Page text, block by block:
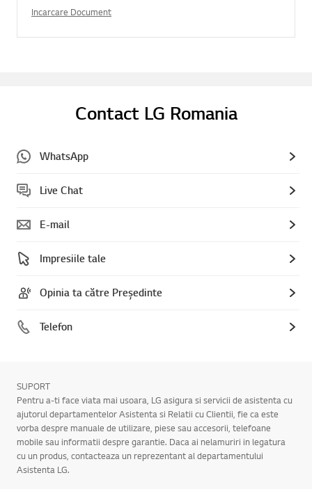
Incarcare Document
Contact LG Romania
WhatsApp
Live Chat
E-mail
Impresiile tale
Opinia ta către Președinte
Telefon
SUPORT
Pentru a-ti face viata mai usoara, LG asigura si servicii de asistenta cu
ajutorul departamentelor Asistenta si Relatii cu Clientii, fie ca este
vorba despre manuale de utilizare, piese sau accesorii, telefoane
mobile sau informatii despre garantie. Daca ai nelamuriri in legatura
cu un produs, contacteaza un reprezentant al departamentului
Asistenta LG.